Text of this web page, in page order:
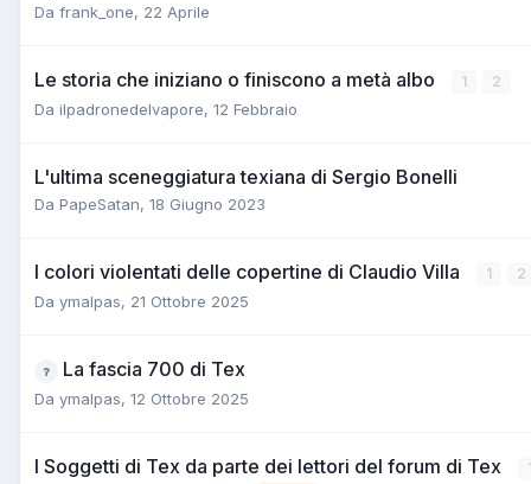
Da frank_one, 22 Aprile
Le storia che iniziano o finiscono a metà albo 1 2
Da ilpadronedelvapore, 12 Febbraio
L'ultima sceneggiatura texiana di Sergio Bonelli
Da PapeSatan, 18 Giugno 2023
I colori violentati delle copertine di Claudio Villa 1 2
Da ymalpas, 21 Ottobre 2025
La fascia 700 di Tex
Da ymalpas, 12 Ottobre 2025
I Soggetti di Tex da parte dei lettori del forum di Tex 1